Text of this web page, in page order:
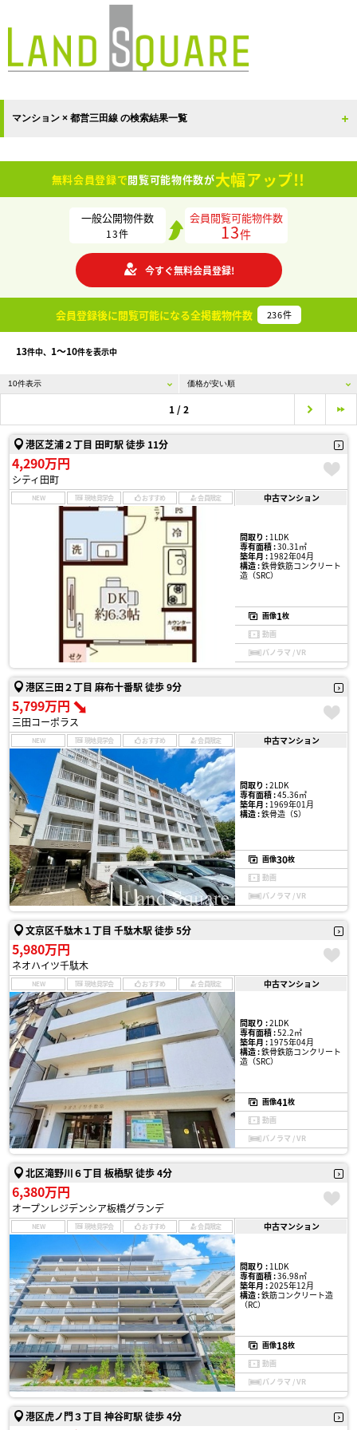
マンション × 都営三田線 の検索結果一覧
無料会員登録で閲覧可能物件数が大幅アップ!!
一般公開物件数
13件
会員閲覧可能物件数
13件
今すぐ無料会員登録!
会員登録後に閲覧可能になる全掲載物件数 236件
13件中、 1〜10件を表示中
1 / 2
港区芝浦２丁目 田町駅 徒歩 11分
4,290万円
シティ田町
NEW 現地見学会 おすすめ 会員限定 中古マンション
間取り :1LDK
専有面積 :30.31㎡
築年月 :1982年04月
構造 :鉄骨鉄筋コンクリート
造（SRC）
画像1枚
動画
パノラマ / VR
港区三田２丁目 麻布十番駅 徒歩 9分
5,799万円
三田コーポラス
NEW 現地見学会 おすすめ 会員限定 中古マンション
間取り :2LDK
専有面積 :45.36㎡
築年月 :1969年01月
構造 :鉄骨造（S）
画像30枚
動画
パノラマ / VR
文京区千駄木１丁目 千駄木駅 徒歩 5分
5,980万円
ネオハイツ千駄木
NEW 現地見学会 おすすめ 会員限定 中古マンション
間取り :2LDK
専有面積 :52.2㎡
築年月 :1975年04月
構造 :鉄骨鉄筋コンクリート
造（SRC）
画像41枚
動画
パノラマ / VR
北区滝野川６丁目 板橋駅 徒歩 4分
6,380万円
オープンレジデンシア板橋グランデ
NEW 現地見学会 おすすめ 会員限定 中古マンション
間取り :1LDK
専有面積 :36.98㎡
築年月 :2025年12月
構造 :鉄筋コンクリート造
（RC）
画像18枚
動画
パノラマ / VR
港区虎ノ門３丁目 神谷町駅 徒歩 4分